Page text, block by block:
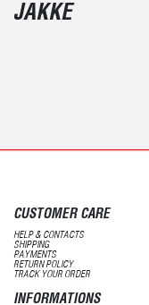
JAKKE
CUSTOMER CARE
HELP & CONTACTS
SHIPPING
PAYMENTS
RETURN POLICY
TRACK YOUR ORDER
INFORMATIONS